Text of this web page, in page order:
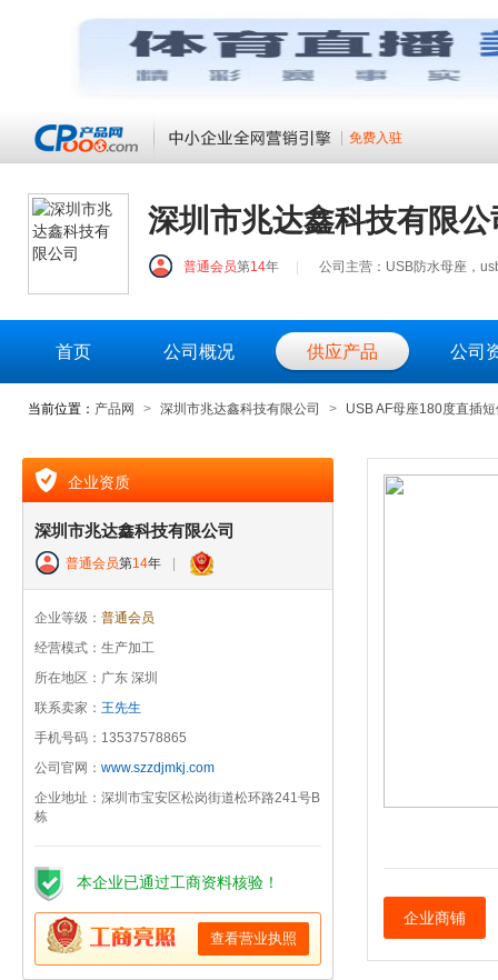
免费入驻
深圳市兆达鑫科技有限公
普通会员第14年 公司主营：USB防水母座，
首页 公司概况 供应产品 公司
当前位置： 产品网 > 深圳市兆达鑫科技有限公司 > USB AF母座180度直插
企业资质
深圳市兆达鑫科技有限公司
普通会员第14年
企业等级： 普通会员
经营模式：生产加工
所在地区：广东 深圳
联系卖家： 王先生
手机号码：13537578865
公司官网： www.szzdjmkj.com
企业地址：深圳市宝安区松岗街道松环路241号B
栋
本企业已通过工商资料核验！
查看营业执照
企业商铺